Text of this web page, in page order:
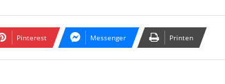
Pinterest Messenger Printen